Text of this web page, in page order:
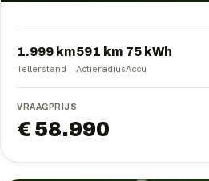
1.999 km
Tellerstand
591 km
Actieradius
75 kWh
Accu
VRAAGPRIJS
€ 58.990